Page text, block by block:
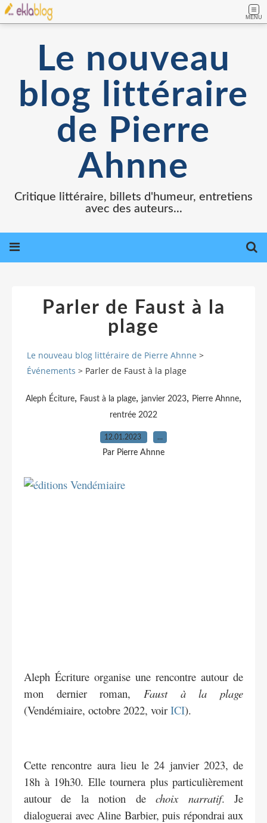
MENU
Le nouveau
blog littéraire
de Pierre
Ahnne
Critique littéraire, billets d'humeur, entretiens
avec des auteurs...
Parler de Faust à la
plage
Le nouveau blog littéraire de Pierre Ahnne >
Événements > Parler de Faust à la plage
Aleph Éciture, Faust à la plage, janvier 2023, Pierre Ahnne,
rentrée 2022
12.01.2023 …
Par Pierre Ahnne
Aleph Écriture organise une rencontre autour de
mon dernier roman, Faust à la plage
(Vendémiaire, octobre 2022, voir ICI).
Cette rencontre aura lieu le 24 janvier 2023, de
18h à 19h30. Elle tournera plus particulièrement
autour de la notion dechoix narratif. Je
dialoguerai avec Aline Barbier, puis répondrai aux